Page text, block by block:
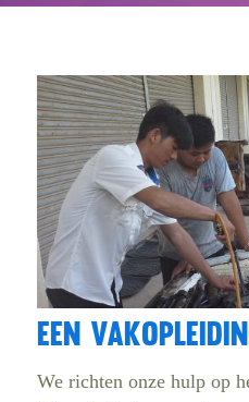
Een
We richten onze hulp op